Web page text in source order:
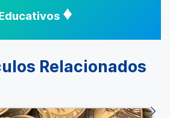
♦
Relacionados